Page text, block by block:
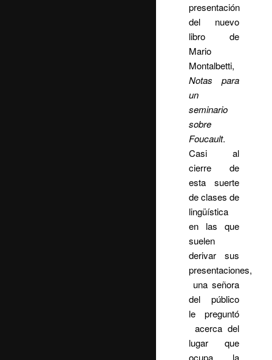
presentación
del nuevo
libro de
Mario
Montalbetti,
Notas para
un
seminario
sobre
Foucault.
Casi al
cierre de
esta suerte
de clases de
lingüística
en las que
suelen
derivar sus
presentaciones,
una señora
del público
le preguntó
acerca del
lugar que
ocupa la